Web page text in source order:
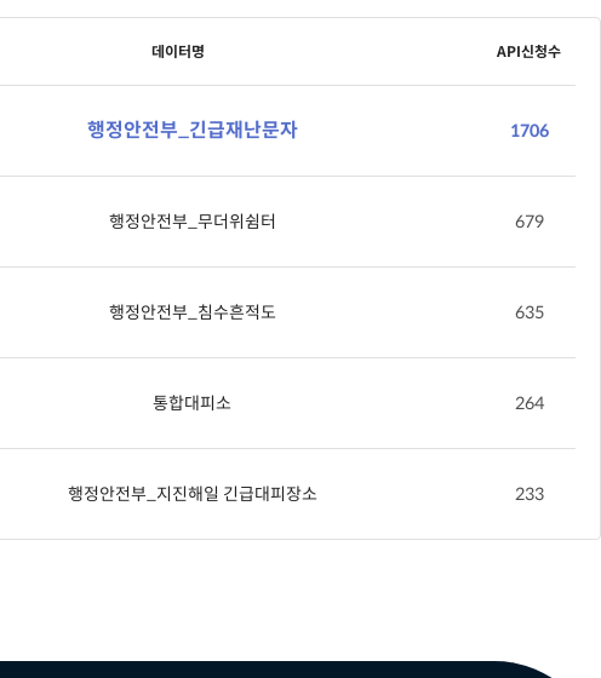
데이터명 API신청수
행정안전부_긴급재난문자 1706
행정안전부_무더위쉼터 679
행정안전부_침수흔적도 635
통합대피소 264
행정안전부_지진해일 긴급대피장소 233